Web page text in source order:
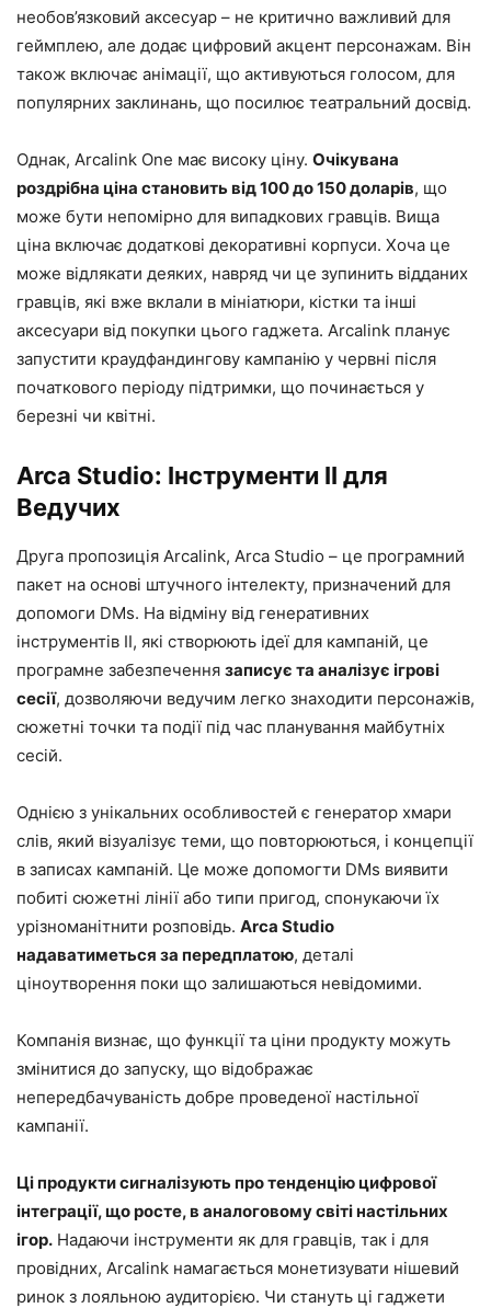
необов’язковий аксесуар – не критично важливий для
геймплею, але додає цифровий акцент персонажам. Він
також включає анімації, що активуються голосом, для
популярних заклинань, що посилює театральний досвід.
Однак, Arcalink One має високу ціну. Очікувана
роздрібна ціна становить від 100 до 150 доларів, що
може бути непомірно для випадкових гравців. Вища
ціна включає додаткові декоративні корпуси. Хоча це
може відлякати деяких, навряд чи це зупинить відданих
гравців, які вже вклали в мініатюри, кістки та інші
аксесуари від покупки цього гаджета. Arcalink планує
запустити краудфандингову кампанію у червні після
початкового періоду підтримки, що починається у
березні чи квітні.
Arca Studio: Інструменти ІІ для
Ведучих
Друга пропозиція Arcalink, Arca Studio – це програмний
пакет на основі штучного інтелекту, призначений для
допомоги DMs. На відміну від генеративних
інструментів ІІ, які створюють ідеї для кампаній, це
програмне забезпечення записує та аналізує ігрові
сесії, дозволяючи ведучим легко знаходити персонажів,
сюжетні точки та події під час планування майбутніх
сесій.
Однією з унікальних особливостей є генератор хмари
слів, який візуалізує теми, що повторюються, і концепції
в записах кампаній. Це може допомогти DMs виявити
побиті сюжетні лінії або типи пригод, спонукаючи їх
урізноманітнити розповідь. Arca Studio
надаватиметься за передплатою, деталі
ціноутворення поки що залишаються невідомими.
Компанія визнає, що функції та ціни продукту можуть
змінитися до запуску, що відображає
непередбачуваність добре проведеної настільної
кампанії.
Ці продукти сигналізують про тенденцію цифрової
інтеграції, що росте, в аналоговому світі настільних
ігор. Надаючи інструменти як для гравців, так і для
провідних, Arcalink намагається монетизувати нішевий
ринок з лояльною аудиторією. Чи стануть ці гаджети